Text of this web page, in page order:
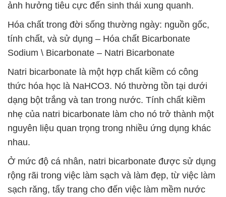
ảnh hưởng tiêu cực đến sinh thái xung quanh.
Hóa chất trong đời sống thường ngày: nguồn gốc,
tính chất, và sử dụng – Hóa chất Bicarbonate
Sodium \ Bicarbonate – Natri Bicarbonate
Natri bicarbonate là một hợp chất kiềm có công
thức hóa học là NaHCO3. Nó thường tồn tại dưới
dạng bột trắng và tan trong nước. Tính chất kiềm
nhẹ của natri bicarbonate làm cho nó trở thành một
nguyên liệu quan trọng trong nhiều ứng dụng khác
nhau.
Ở mức độ cá nhân, natri bicarbonate được sử dụng
rộng rãi trong việc làm sạch và làm đẹp, từ việc làm
sạch răng, tẩy trang cho đến việc làm mềm nước